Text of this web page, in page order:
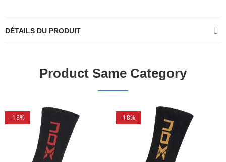
DÉTAILS DU PRODUIT
Product Same Category
-18% -18%